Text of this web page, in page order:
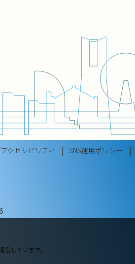
クセシビリティ SNS運用ポリシー
しています。